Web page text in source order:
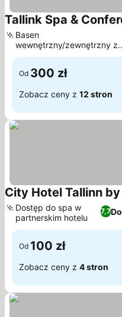
Tallink Spa &
Basen
wewnętrzny/zewnętrzny z
barem typu swim-up
Od 300 zł
Zobacz ceny z 12 stron
City Hotel Tallinn
7,7
Dostęp do spa w
partnerskim hotelu
Od 100 zł
Zobacz ceny z 4 stron